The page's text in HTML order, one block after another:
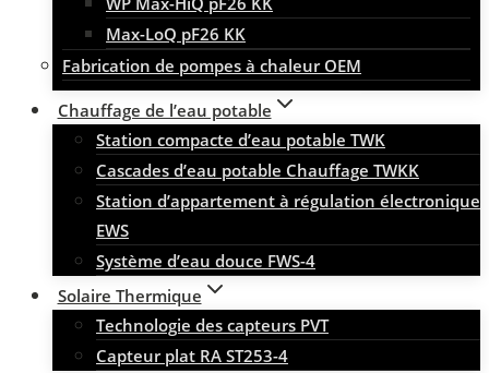
Max-LoQ pF26 KK
Fabrication de pompes à chaleur OEM
Chauffage de l’eau potable
Station compacte d’eau potable TWK
Cascades d’eau potable Chauffage TWKK
Station d’appartement à régulation électronique
EWS
Système d’eau douce FWS-4
Solaire Thermique
Technologie des capteurs PVT
Capteur plat RA ST253-4